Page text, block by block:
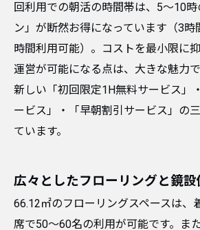
回利用での朝活の時間帯は、5〜10
ン」が断然お得になっています（3時
時間利用可能）。コストを最小限に
運営が可能になる点は、大きな魅力
新しい「初回限定1H無料サービス」
ービス」・「早朝割引サービス」の
ています。
広々としたフローリングと鏡設
66.12㎡のフローリングスペースは、
席で50〜60名の利用が可能です。ま